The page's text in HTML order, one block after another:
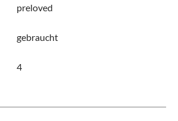
preloved
gebraucht
4